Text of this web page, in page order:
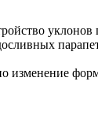
уклонов